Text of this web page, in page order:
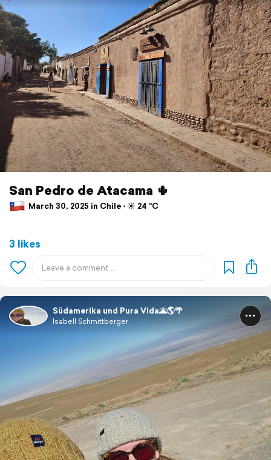
San Pedro de Atacama 🌵
March 30, 2025 in Chile ⋅ ☀️ 24 °C
3 likes
Südamerika und Pura Vida🌋🌎🌴
Isabell Schmittberger